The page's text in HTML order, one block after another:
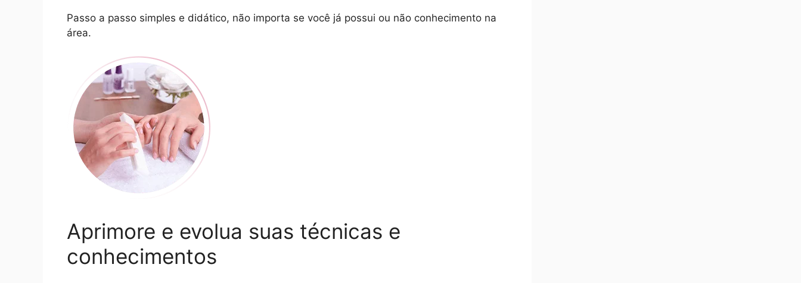
Passo a passo simples e didático, não importa se você já possui ou não conhecimento na
área.
Aprimore e evolua suas técnicas e
conhecimentos